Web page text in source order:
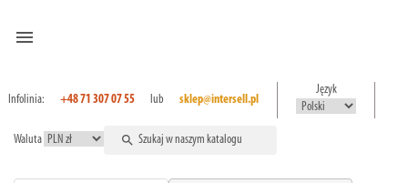
menu
Infolinia: +48 71 307 07 55 lub sklep@intersell.pl
Język
Waluta search